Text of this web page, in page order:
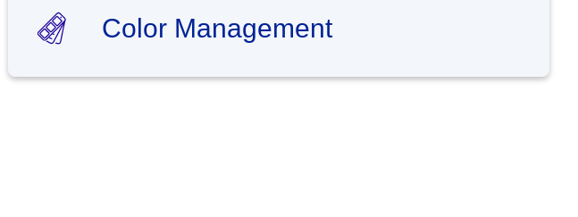
Color Management